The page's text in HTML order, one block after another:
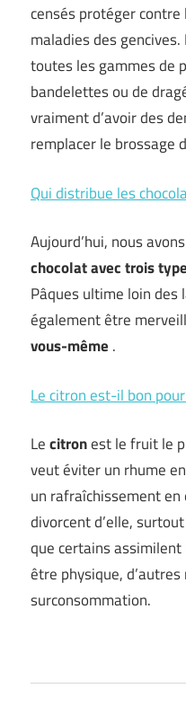
censés protéger
maladies des
toutes les gammes de
bandelettes ou de
vraiment d’avoir des
remplacer le brossage
Qui distribue les
Aujourd’hui, nous
chocolat avec trois
Pâques ultime loin des
également être
vous-même .
Le citron est-il bon
Lecitronest le fruit le
veut éviter un rhume
un rafraîchissement
divorcent d’elle,
que certains
être physique,
surconsommation.